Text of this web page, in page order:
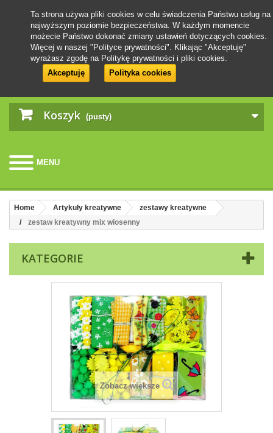
Koszyk (pusty)
MENU
Ta strona używa pliki cookies w celu świadczenia Państwu usług na
najwyższym poziomie bezpieczeństwa. W każdym momencie
możecie Państwo dokonać zmiany ustawień dotyczących cookies.
Więcej w naszej "Polityce prywatności". Klikając "Akceptuję"
wyrażasz zgodę na Politykę prywatności i pliki cookies.
Akceptuję
Polityka cookies
Home Artykuły kreatywne
zestawy kreatywne
zestaw kreatywny mix wiosenny
KATEGORIE
Zobacz większe